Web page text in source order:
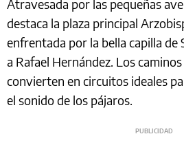
Atravesada por las pequeñas
destaca la plaza principal
enfrentada por la bella capilla de
a Rafael Hernández. Los
convierten en circuitos ideales
el sonido de los pájaros.